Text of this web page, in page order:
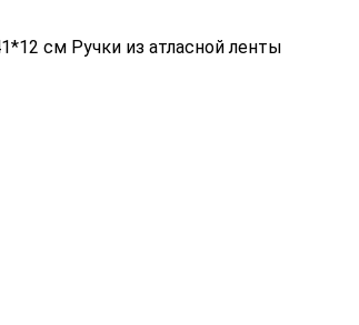
см Ручки из атласной ленты